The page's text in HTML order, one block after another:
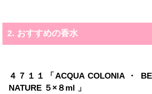
2. おすすめの香水
４７１１「ACQUA COLONIA ・
NATURE ５×８ml 」